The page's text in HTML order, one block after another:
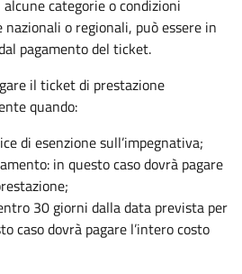
categorie o condizioni
o regionali, può essere in
pagamento del ticket.
il ticket di prestazione
quando:
di esenzione sull’impegnativa;
in questo caso dovrà pagare
30 giorni dalla data prevista per
caso dovrà pagare l’intero costo